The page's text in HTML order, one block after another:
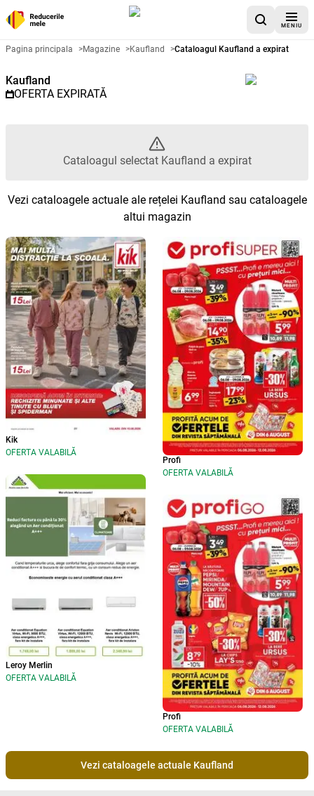
MENIU
Catalog promoțional Kaufland
Pagina principala >Magazine >Kaufland >Cataloagul Kaufland a expirat
Kaufland
OFERTA EXPIRATĂ
Cataloagul selectat Kaufland a expirat
Vezi cataloagele actuale ale rețelei Kaufland sau cataloagele
altui magazin
Kik
OFERTA VALABILĂ
Leroy Merlin
OFERTA VALABILĂ
Profi
OFERTA VALABILĂ
Profi
OFERTA VALABILĂ
Vezi cataloagele actuale Kaufland